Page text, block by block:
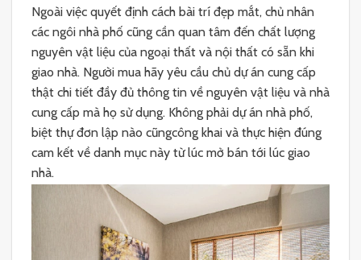
Ngoài việc quyết định cách bài trí đẹp mắt, chủ nhân
các ngôi nhà phố cũng cần quan tâm đến chất lượng
nguyên vật liệu của ngoại thất và nội thất có sẵn khi
giao nhà. Người mua hãy yêu cầu chủ dự án cung cấp
thật chi tiết đầy đủ thông tin về nguyên vật liệu và nhà
cung cấp mà họ sử dụng. Không phải dự án nhà phố,
biệt thự đơn lập nào cũngcông khai và thực hiện đúng
cam kết về danh mục này từ lúc mở bán tới lúc giao
nhà.